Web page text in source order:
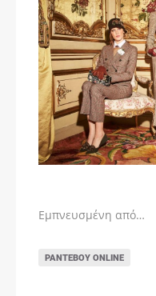
Εμπνευσμένη από…
ΡΑΝΤΕΒΟΎ ONLINE